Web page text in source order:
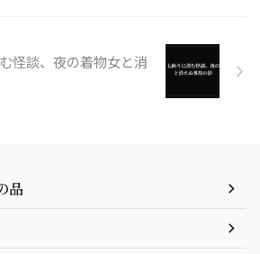
怪談、夜の着物女と消
品